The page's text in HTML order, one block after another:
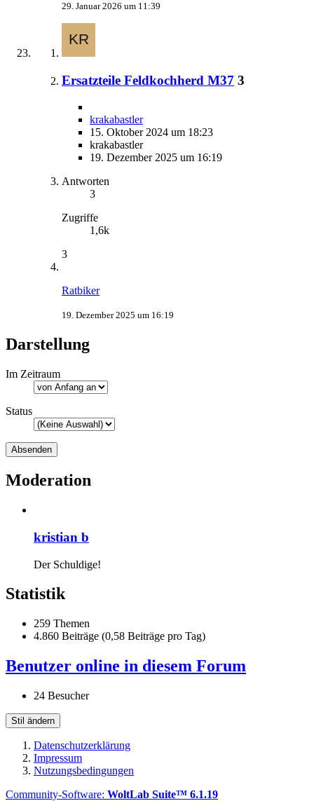
29. Januar 2026 um 11:39
Ersatzteile Feldkochherd M37 3
krakabastler
15. Oktober 2024 um 18:23
krakabastler
19. Dezember 2025 um 16:19
Antworten
3
Zugriffe
1,6k
3
Ratbiker
19. Dezember 2025 um 16:19
Darstellung
Im Zeitraum
Status
Moderation
kristian b
Der Schuldige!
Statistik
259 Themen
4.860 Beiträge (0,58 Beiträge pro Tag)
Benutzer online in diesem Forum
24 Besucher
Stil ändern
Datenschutzerklärung
Impressum
Nutzungsbedingungen
Community-Software: WoltLab Suite™ 6.1.19